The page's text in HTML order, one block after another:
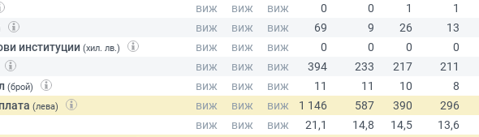
институции (хил. лв.)
(брой)
(лева)